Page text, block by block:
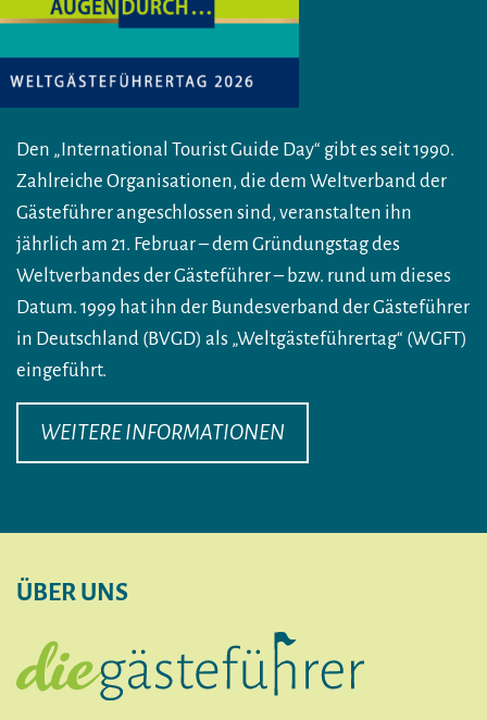
Den „International Tourist Guide Day“ gibt es seit 1990.
Zahlreiche Organisationen, die dem Weltverband der
Gästeführer angeschlossen sind, veranstalten ihn
jährlich am 21. Februar – dem Gründungstag des
Weltverbandes der Gästeführer – bzw. rund um dieses
Datum. 1999 hat ihn der Bundesverband der Gästeführer
in Deutschland (BVGD) als „Weltgästeführertag“ (WGFT)
eingeführt.
WEITERE INFORMATIONEN
ÜBER UNS